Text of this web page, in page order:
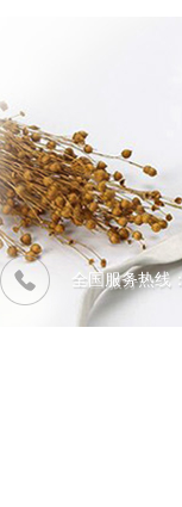
全国服务热线：